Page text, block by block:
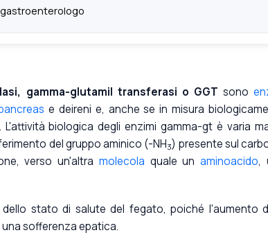
gamma-glutamil transferasi o GGT sono
e deireni e, anche se in misura
biologica degli enzimi gamma-gt è varia
del gruppo aminico (-NH3) presente sul
verso un'altra molecola quale unaminoacido,
stato di salute del fegato, poiché l'aumento
sofferenza epatica.